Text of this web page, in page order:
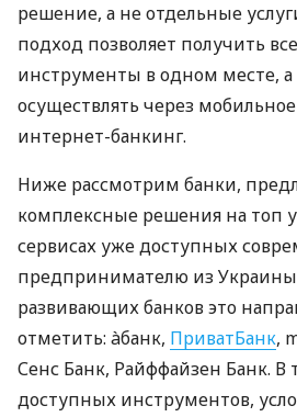
решение, а не отдельные
подход позволяет получить
инструменты в одном месте,
осуществлять через
интернет-банкинг.
Ниже рассмотрим банки,
комплексные решения на топ
сервисах уже доступных
предпринимателю из
развивающих банков это
отметить: àбанк, ПриватБанк,
Сенс Банк, Райффайзен Банк. В
доступных инструментов,